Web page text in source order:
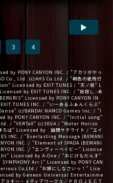
3 4
▶
by PONY CANYON INC. / "アカリがやっ
Co., Ltd. (c)AHS Co.Ltd. / "朝色の紙飛行
Licensed by EXIT TUNES / "天ノ弱" L
by EXIT TUNES INC. / "妖隠し -あ
Licensed by PONY CANYON IN
TUNES INC. / "いーあるふぁんくらぶ"
(c)BANDAI NAMCO Games Inc. / "I
by PONY CANYON INC. / "Initial song"
/ "VERTeX" (c)SEGA / "Water Horizo
ろば" Licensed by 幽閉サテライト / "エイ
INC. / "Everlasting Message (BEMANI
INC. / "Element of SPADA (BEMANI
INC. / "エンヴィーベイビー" License
Licensed by A-One / "おにけもだんす"
Arr.)" Licensed by PONY CAN
Co;Ltd / "お嫁にしなさいっ！" Lice
by Geneon Universal Entertainme
スキー・メディアワークス／ＰＲＯＪＥＣＴ